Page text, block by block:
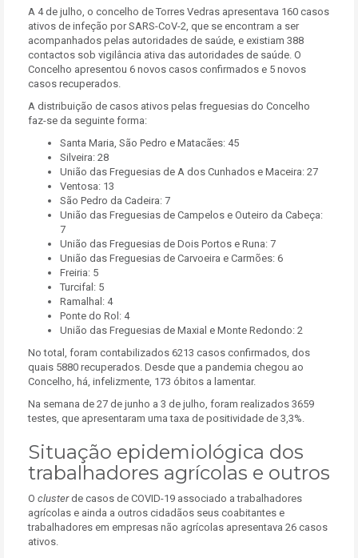
A 4 de julho, o concelho de Torres Vedras apresentava 160 casos
ativos de infeção por SARS-CoV-2, que se encontram a ser
acompanhados pelas autoridades de saúde, e existiam 388
contactos sob vigilância ativa das autoridades de saúde. O
Concelho apresentou 6 novos casos confirmados e 5 novos
casos recuperados.
A distribuição de casos ativos pelas freguesias do Concelho
faz-se da seguinte forma:
Santa Maria, São Pedro e Matacães: 45
Silveira: 28
União das Freguesias de A dos Cunhados e Maceira: 27
Ventosa: 13
São Pedro da Cadeira: 7
União das Freguesias de Campelos e Outeiro da Cabeça:
7
União das Freguesias de Dois Portos e Runa: 7
União das Freguesias de Carvoeira e Carmões: 6
Freiria: 5
Turcifal: 5
Ramalhal: 4
Ponte do Rol: 4
União das Freguesias de Maxial e Monte Redondo: 2
No total, foram contabilizados 6213 casos confirmados, dos
quais 5880 recuperados. Desde que a pandemia chegou ao
Concelho, há, infelizmente, 173 óbitos a lamentar.
Na semana de 27 de junho a 3 de julho, foram realizados 3659
testes, que apresentaram uma taxa de positividade de 3,3%.
Situação epidemiológica dos
trabalhadores agrícolas e outros
O clusterde casos de COVID-19 associado a trabalhadores
agrícolas e ainda a outros cidadãos seus coabitantes e
trabalhadores em empresas não agrícolas apresentava 26 casos
ativos.